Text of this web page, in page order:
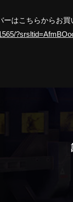
はこちらからお買